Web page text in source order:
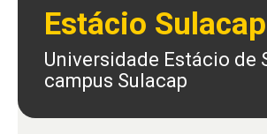
Estácio Sulacap
Universidade Estácio de
campus Sulacap